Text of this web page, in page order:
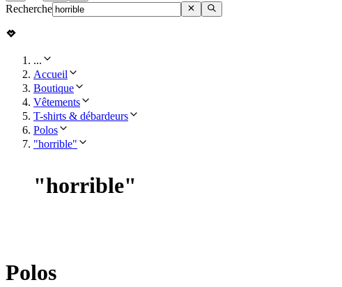
Recherche
...
Accueil
Boutique
Vêtements
T-shirts & débardeurs
Polos
"horrible"
"horrible"
Polos